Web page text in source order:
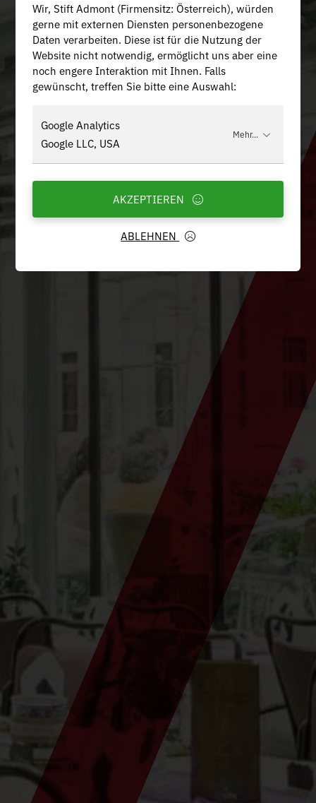
Wir, Stift Admont (Firmensitz: Österreich), würden
gerne mit externen Diensten personenbezogene
Daten verarbeiten. Diese ist für die Nutzung der
Website nicht notwendig, ermöglicht uns aber eine
noch engere Interaktion mit Ihnen. Falls
gewünscht, treffen Sie bitte eine Auswahl:
Google Analytics
Google LLC, USA
Mehr...
ABLEHNEN
AKZEPTIEREN